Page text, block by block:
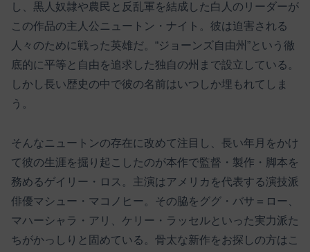
し、黒人奴隷や農民と反乱軍を結成した白人のリーダーが
この作品の主人公ニュートン・ナイト。彼は迫害される
人々のために戦った英雄だ。“ジョーンズ自由州”という徹
底的に平等と自由を追求した独自の州まで設立している。
しかし長い歴史の中で彼の名前はいつしか埋もれてしま
う。
そんなニュートンの存在に改めて注目し、長い年月をかけ
て彼の生涯を掘り起こしたのが本作で監督・製作・脚本を
務めるゲイリー・ロス。主演はアメリカを代表する演技派
俳優マシュー・マコノヒー。その脇をググ・バサ＝ロー、
マハーシャラ・アリ、ケリー・ラッセルといった実力派た
ちがかっしりと固めている。骨太な新作をお探しの方はこ